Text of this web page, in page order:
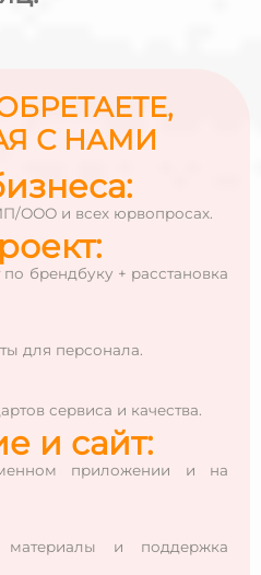
С НАМИ
ООО и всех юрвопросах.
брендбуку + расстановка
для персонала.
сервиса и качества.
и сайт:
приложении и на
и поддержка